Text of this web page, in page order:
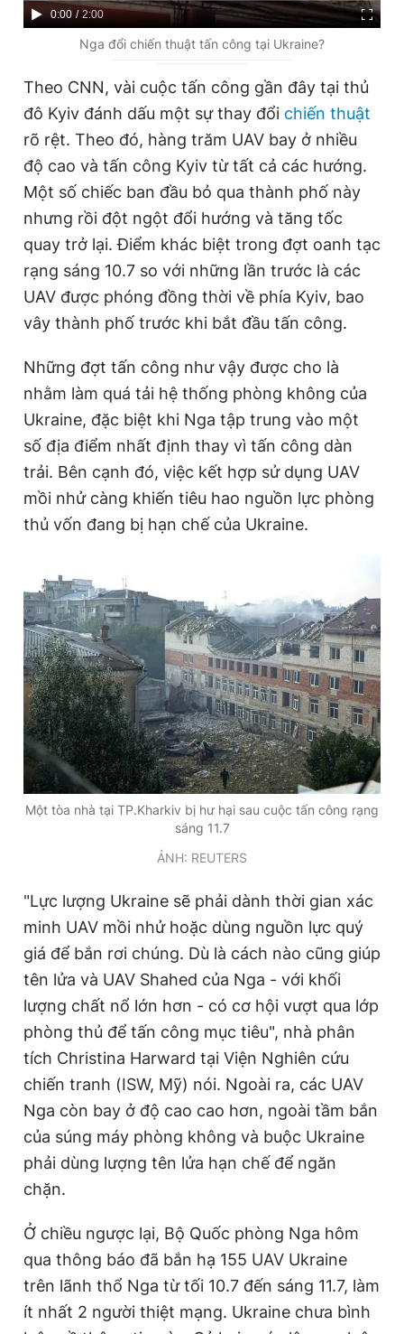
Đặt báo Quảng cáo RSS Tòa soạn Chính sách bảo
Tổng biên tập: Nguyễn Ngọc Toàn
Phó tổng biên tập: Trần Việt Hưng
Tổng thư ký tòa soạn: Đức Trung
Giấy phép xuất bản số 110/GP - BTTTT cấp ngày 24.3.2020
© 2003-2026 Bản quyền thuộc về Báo Thanh Niên. Cấm sao
chép dưới mọi hình thức nếu không có sự chấp thuận bằng văn
bản. Phát triển bởi ePi Technologies, JSC.
C
r
e
n
t
m
0:00 / D
u
a
2:00
Nga đổi chiến thuật tấn công tại Ukraine?
Theo CNN, vài cuộc tấn công gần đây tại thủ
đô Kyiv đánh dấu một sự thay đổi chiến thuật
rõ rệt. Theo đó, hàng trăm UAV bay ở nhiều
độ cao và tấn công Kyiv từ tất cả các hướng.
Một số chiếc ban đầu bỏ qua thành phố này
nhưng rồi đột ngột đổi hướng và tăng tốc
quay trở lại. Điểm khác biệt trong đợt oanh tạc
rạng sáng 10.7 so với những lần trước là các
UAV được phóng đồng thời về phía Kyiv, bao
vây thành phố trước khi bắt đầu tấn công.
Những đợt tấn công như vậy được cho là
nhằm làm quá tải hệ thống phòng không của
Ukraine, đặc biệt khi Nga tập trung vào một
số địa điểm nhất định thay vì tấn công dàn
trải. Bên cạnh đó, việc kết hợp sử dụng UAV
mồi nhử càng khiến tiêu hao nguồn lực phòng
thủ vốn đang bị hạn chế của Ukraine.
Một tòa nhà tại TP.Kharkiv bị hư hại sau cuộc tấn công rạng
sáng 11.7
ẢNH: REUTERS
"Lực lượng Ukraine sẽ phải dành thời gian xác
minh UAV mồi nhử hoặc dùng nguồn lực quý
giá để bắn rơi chúng. Dù là cách nào cũng giúp
tên lửa và UAV Shahed của Nga - với khối
lượng chất nổ lớn hơn - có cơ hội vượt qua lớp
phòng thủ để tấn công mục tiêu", nhà phân
tích Christina Harward tại Viện Nghiên cứu
chiến tranh (ISW, Mỹ) nói. Ngoài ra, các UAV
Nga còn bay ở độ cao cao hơn, ngoài tầm bắn
của súng máy phòng không và buộc Ukraine
phải dùng lượng tên lửa hạn chế để ngăn
chặn.
Ở chiều ngược lại, Bộ Quốc phòng Nga hôm
qua thông báo đã bắn hạ 155 UAV Ukraine
trên lãnh thổ Nga từ tối 10.7 đến sáng 11.7, làm
ít nhất 2 người thiệt mạng. Ukraine chưa bình